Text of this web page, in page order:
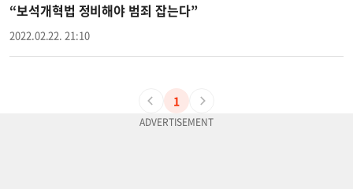
“보석개혁법 정비해야 범죄 잡는다”
2022.02.22. 21:10
1